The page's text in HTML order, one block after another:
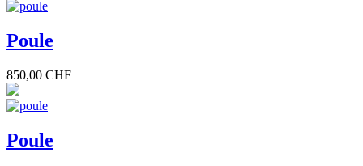
Poule
850,00 CHF
Poule